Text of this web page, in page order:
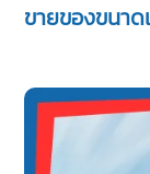
ขายของขนาด